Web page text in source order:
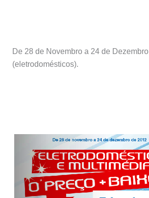
De 28 de Novembro a 24 de Dezembro
(eletrodomésticos).